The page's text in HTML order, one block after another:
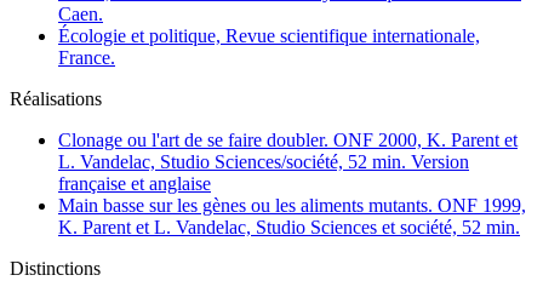
Caen.
Écologie et politique, Revue scientifique internationale,
France.
Réalisations
Clonage ou l'art de se faire doubler. ONF 2000, K. Parent et
L. Vandelac, Studio Sciences/société, 52 min. Version
française et anglaise
Main basse sur les gènes ou les aliments mutants. ONF 1999,
K. Parent et L. Vandelac, Studio Sciences et société, 52 min.
Distinctions